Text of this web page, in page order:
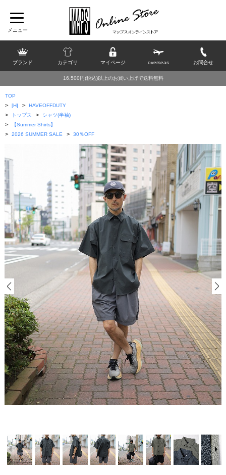
ブランド カテゴリ マイページ overseas お問合せ
16,500円(税込)以上のお買い上げで送料無料
TOP
> [H] > HAVEOFFDUTY
> トップス > シャツ(半袖)
> 【Summer Shirts】
> 2026 SUMMER SALE > 30％OFF